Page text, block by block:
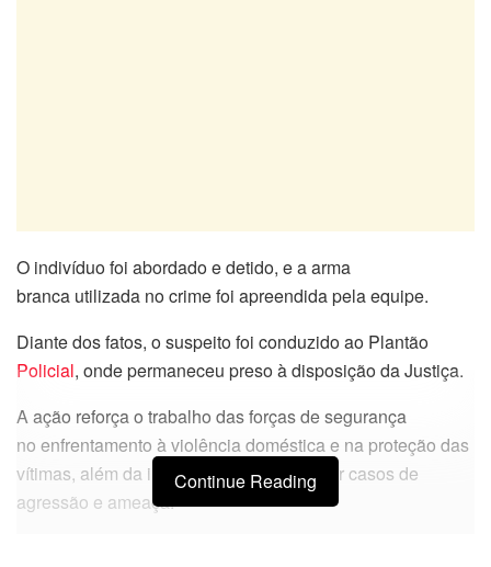
O indivíduo foi abordado e detido, e a arma
branca utilizada no crime foi apreendida pela equipe.
Diante dos fatos, o suspeito foi conduzido ao Plantão
Policial, onde permaneceu preso à disposição da Justiça.
A ação reforça o trabalho das forças de segurança
no enfrentamento à violência doméstica e na proteção das
vítimas, além da importância de denunciar casos de
agressão e ameaça.
Continue Reading